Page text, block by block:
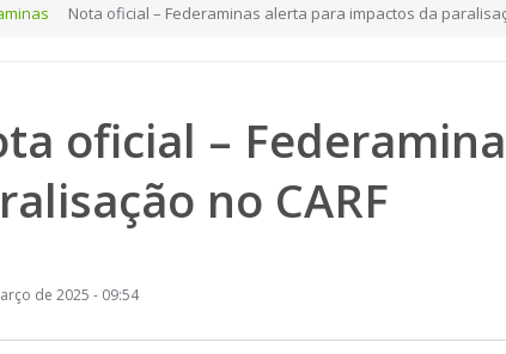
Nota oficial – Federaminas alerta para impactos da
oficial –
no CARF
de 2025 - 09:54